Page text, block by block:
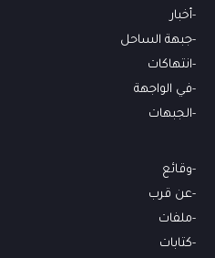
أخبار
جبهة الساحل
انتهاكات
في الواجهة
الجبهات
وقائع
عن قرب
ملفات
كتابات